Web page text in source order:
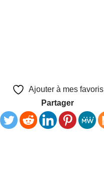
Ajouter à mes favoris
Partager